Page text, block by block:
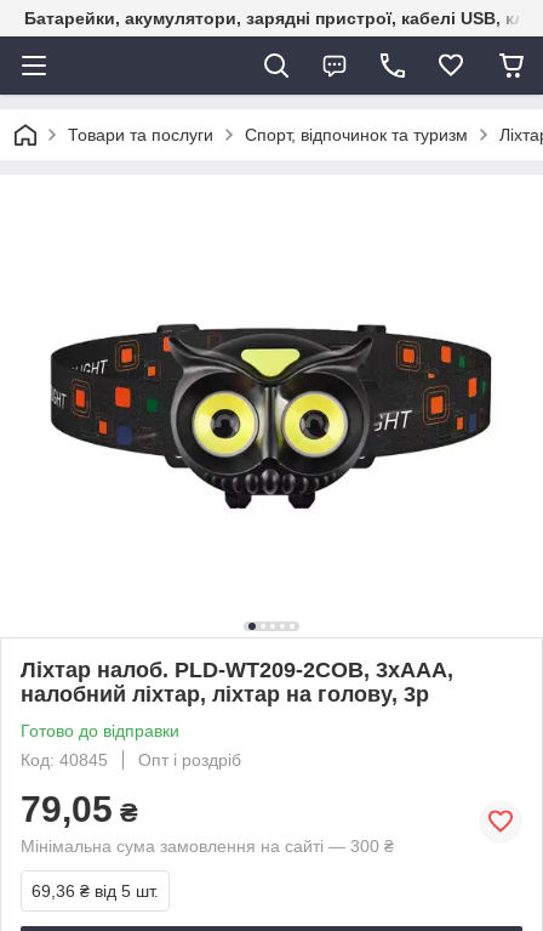
Батарейки, акумулятори, зарядні пристрої, кабелі USB,
Товари та послуги Спорт, відпочинок та туризм
Ліхтар налоб. PLD-WT209-2COB, 3xAAA,
налобний ліхтар, ліхтар на голову, 3р
Готово до відправки
Код: 40845
Опт і роздріб
79,05 ₴
Мінімальна сума замовлення на сайті — 300 ₴
69,36 ₴ від 5 шт.